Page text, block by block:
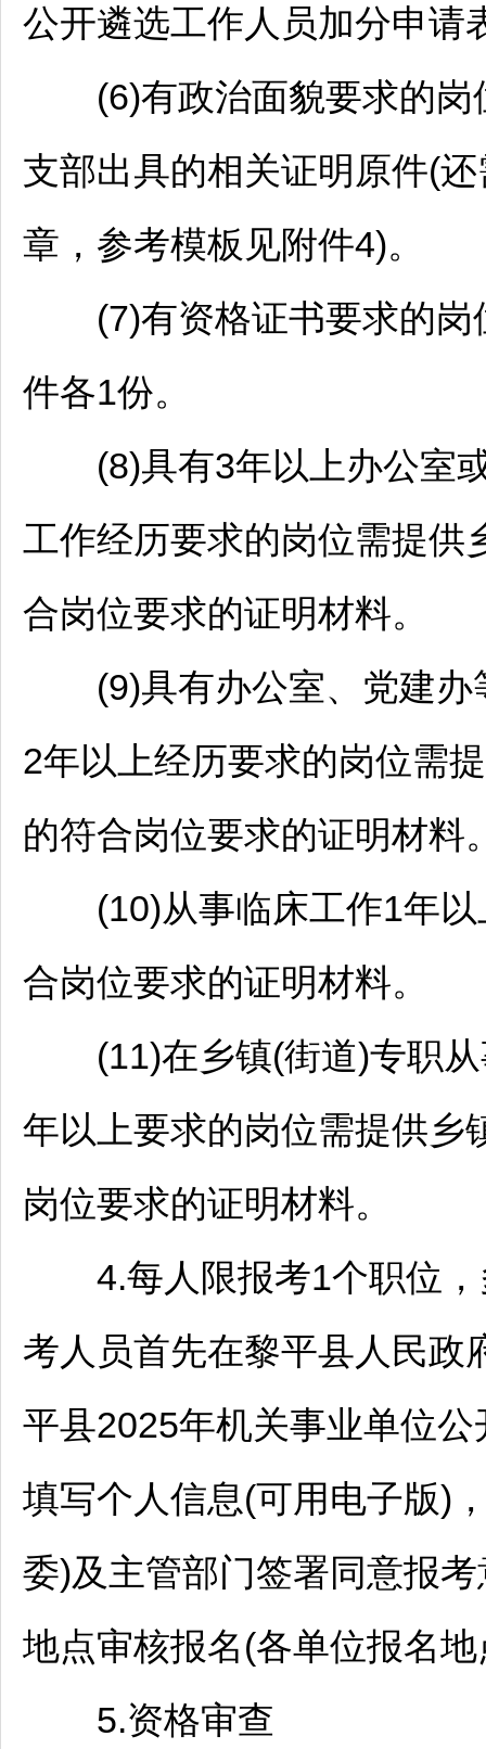
公开遴选工作人员加分申请
(6)有政治面貌要求的岗
支部出具的相关证明原件(
章，参考模板见附件4)。
(7)有资格证书要求的岗
件各1份。
(8)具有3年以上办公室或
工作经历要求的岗位需提供
合岗位要求的证明材料。
(9)具有办公室、党建办
2年以上经历要求的岗位需
的符合岗位要求的证明材料
(10)从事临床工作1年以
合岗位要求的证明材料。
(11)在乡镇(街道)专职从
年以上要求的岗位需提供乡
岗位要求的证明材料。
4.每人限报考1个职位，
考人员首先在黎平县人民政
平县2025年机关事业单位公
填写个人信息(可用电子版)
委)及主管部门签署同意报
地点审核报名(各单位报名
5.资格审查